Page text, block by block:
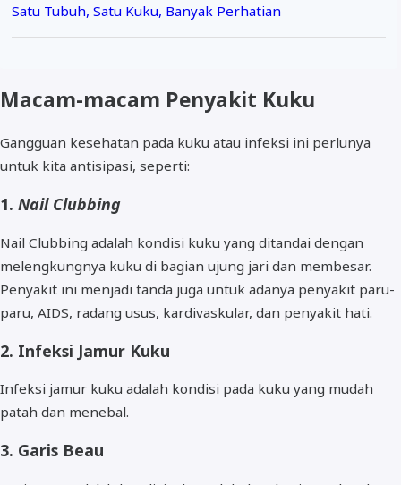
Satu Tubuh, Satu Kuku, Banyak Perhatian
Macam-macam Penyakit Kuku
Gangguan kesehatan pada kuku atau infeksi ini perlunya
untuk kita antisipasi, seperti:
1. Nail Clubbing
Nail Clubbing adalah kondisi kuku yang ditandai dengan
melengkungnya kuku di bagian ujung jari dan membesar.
Penyakit ini menjadi tanda juga untuk adanya penyakit paru-
paru, AIDS, radang usus, kardivaskular, dan penyakit hati.
2. Infeksi Jamur Kuku
Infeksi jamur kuku adalah kondisi pada kuku yang mudah
patah dan menebal.
3. Garis Beau